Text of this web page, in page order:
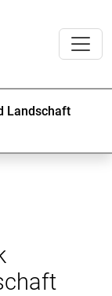
Landschaft